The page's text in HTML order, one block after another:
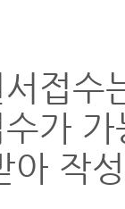
서접수
가
아 작